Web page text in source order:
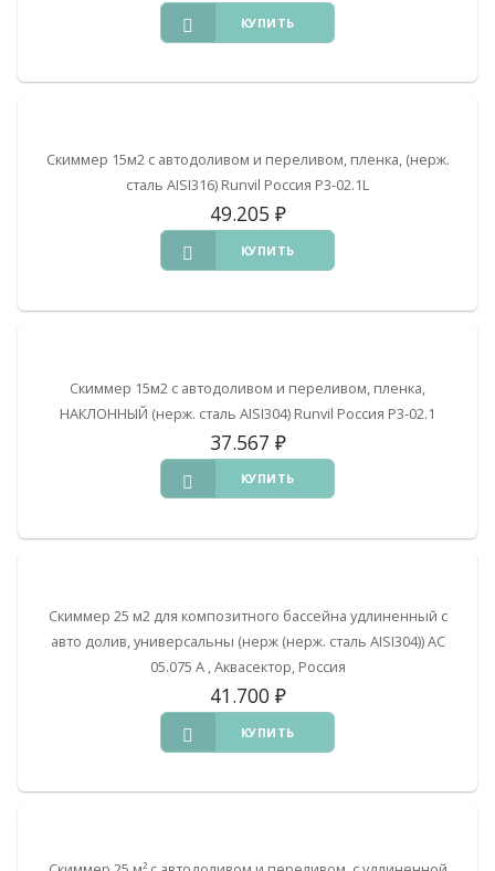
КУПИТЬ
Скиммер 15м2 с автодоливом и переливом, пленка, (нерж.
сталь AISI316) Runvil Россия Р3-02.1L
49.205 ₽
КУПИТЬ
Скиммер 15м2 с автодоливом и переливом, пленка,
НАКЛОННЫЙ (нерж. сталь AISI304) Runvil Россия Р3-02.1
37.567 ₽
КУПИТЬ
Скиммер 25 м2 для композитного бассейна удлиненный с
авто долив, универсальны (нерж (нерж. сталь AISI304)) АС
05.075 А , Аквасектор, Россия
41.700 ₽
КУПИТЬ